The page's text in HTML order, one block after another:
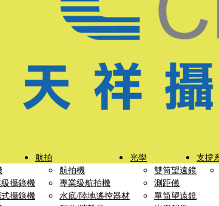
攝錄機
攝錄機
航拍
航拍機
專業級航拍機
水底/陸地遙控器材
光學
雙筒望遠鏡
測距儀
單筒望遠鏡
支撐